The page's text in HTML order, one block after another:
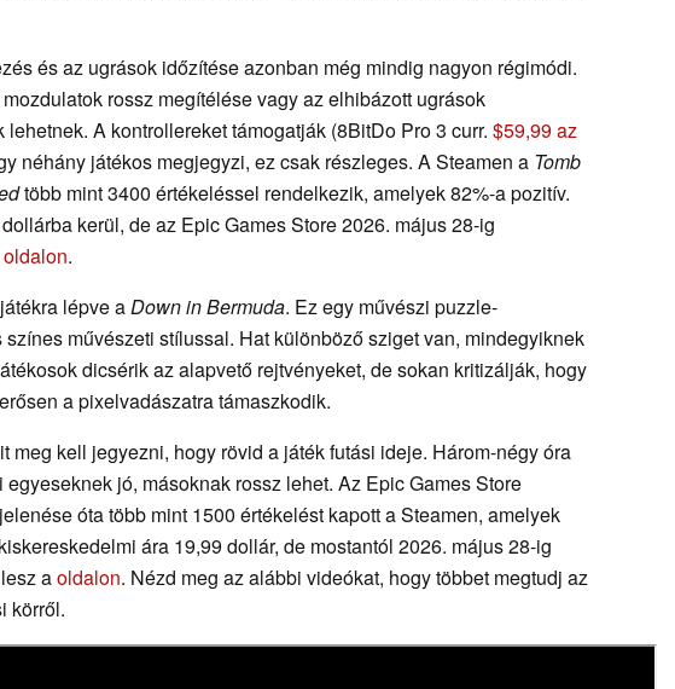
és az ugrások időzítése azonban még mindig nagyon régimódi.
rossz megítélése vagy az elhibázott ugrások
lehetnek. A kontrollereket támogatják (8BitDo Pro 3 curr. $59,99 az
néhány játékos megjegyzi, ez csak részleges. A Steamen a Tomb
több mint 3400 értékeléssel rendelkezik, amelyek 82%-a pozitív.
kerül, de az Epic Games Store 2026. május 28-ig
oldalon.
lépve aDown in Bermuda. Ez egy művészi puzzle-
művészeti stílussal. Hat különböző sziget van, mindegyiknek
dicsérik az alapvető rejtvényeket, de sokan kritizálják, hogy
a pixelvadászatra támaszkodik.
meg kell jegyezni, hogy rövid a játék futási ideje. Három-négy óra
jó, másoknak rossz lehet. Az Epic Games Store
óta több mint 1500 értékelést kapott a Steamen, amelyek
ára 19,99 dollár, de mostantól 2026. május 28-ig
aoldalon. Nézd meg az alábbi videókat, hogy többet megtudj az
körről.